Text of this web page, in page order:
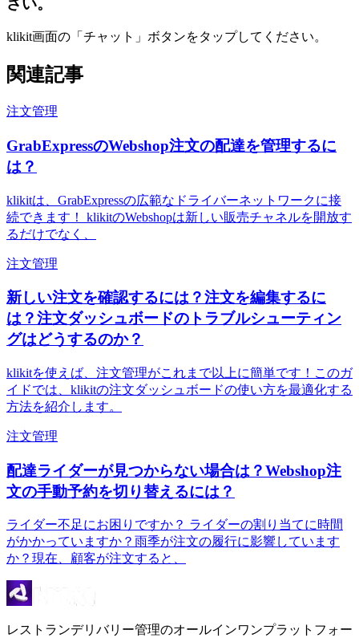
klikit画面の「チャット」ボタンをタップしてください。
関連記事
注文管理
GrabExpressのWebshop注文の配達を管理するに
は？
klikitは、GrabExpressの広範なドライバーネットワークに接
続できます！ klikitのWebshopは新しい販売チャネルを開放す
るだけでなく、
注文管理
新しい注文を確認するには？注文を編集するに
は？注文ダッシュボードのトラブルシューティン
グはどうするのか？
klikitを使えば、注文管理がこれまで以上に簡単です！このガ
イドでは、klikitの注文ダッシュボードの使い方を最適化する
方法を紹介します。
注文管理
配達ライダーが見つからない場合は？Webshop注
文の手動予約を切り替えるには？
ライダー不足にお困りですか？ ライダーの割り当てに時間
がかかっていますか？雨季が注文の履行に影響しています
か？現在、顧客が注文すると、
レストランデリバリー管理のオールインワンプラットフォー